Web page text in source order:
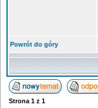
Powrót do góry
Strona 1 z 1